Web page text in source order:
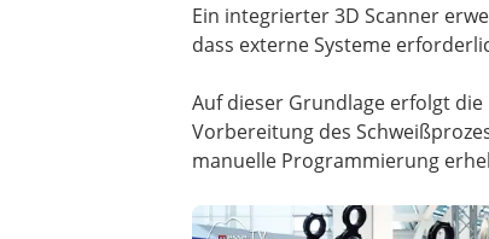
Ein integrierter 3D Scanner
dass externe Systeme
Auf dieser Grundlage erfolgt
Vorbereitung des
manuelle Programmierung